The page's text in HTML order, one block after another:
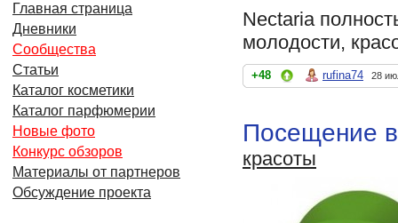
Nectaria
молодости,
+48 rufina74 28
Посещение
красоты
Главная страница
Дневники
Сообщества
Статьи
Каталог косметики
Каталог парфюмерии
Новые фото
Конкурс обзоров
Материалы от партнеров
Обсуждение проекта